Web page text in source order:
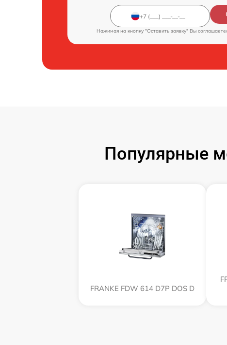
Нажимая на кнопку "Оставить заявку" Вы
Популярные
FRANKE FDW 614 D7P DOS D